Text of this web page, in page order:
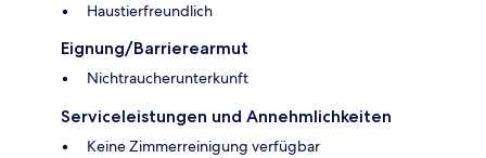
Haustierfreundlich
Eignung/Barrierearmut
Nichtraucherunterkunft
Serviceleistungen und Annehmlichkeiten
Keine Zimmerreinigung verfügbar